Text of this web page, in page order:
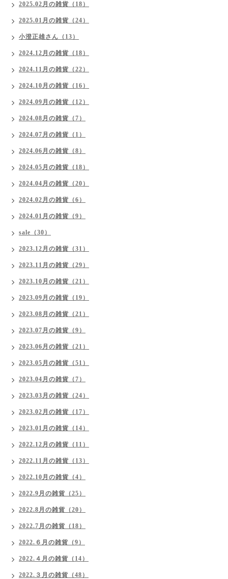
2025.02月の雑貨（18）
2025.01月の雑貨（24）
小澄正雄さん（13）
2024.12月の雑貨（18）
2024.11月の雑貨（22）
2024.10月の雑貨（16）
2024.09月の雑貨（12）
2024.08月の雑貨（7）
2024.07月の雑貨（1）
2024.06月の雑貨（8）
2024.05月の雑貨（18）
2024.04月の雑貨（20）
2024.02月の雑貨（6）
2024.01月の雑貨（9）
sale（30）
2023.12月の雑貨（31）
2023.11月の雑貨（29）
2023.10月の雑貨（21）
2023.09月の雑貨（19）
2023.08月の雑貨（21）
2023.07月の雑貨（9）
2023.06月の雑貨（21）
2023.05月の雑貨（51）
2023.04月の雑貨（7）
2023.03月の雑貨（24）
2023.02月の雑貨（17）
2023.01月の雑貨（14）
2022.12月の雑貨（11）
2022.11月の雑貨（13）
2022.10月の雑貨（4）
2022.9月の雑貨（25）
2022.8月の雑貨（20）
2022.7月の雑貨（18）
2022.６月の雑貨（9）
2022.４月の雑貨（14）
2022.３月の雑貨（48）